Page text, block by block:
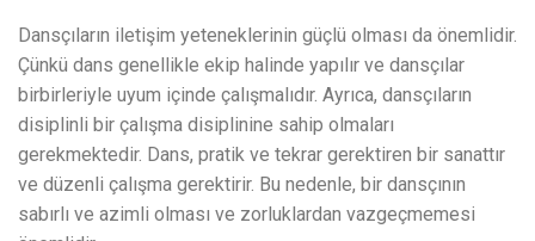
Dansçıların iletişim yeteneklerinin güçlü olması da önemlidir.
Çünkü dans genellikle ekip halinde yapılır ve dansçılar
birbirleriyle uyum içinde çalışmalıdır. Ayrıca, dansçıların
disiplinli bir çalışma disiplinine sahip olmaları
gerekmektedir. Dans, pratik ve tekrar gerektiren bir sanattır
ve düzenli çalışma gerektirir. Bu nedenle, bir dansçının
sabırlı ve azimli olması ve zorluklardan vazgeçmemesi